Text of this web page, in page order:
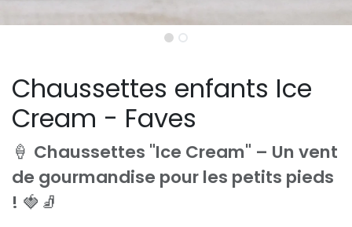
Chaussettes enfants Ice
Cream - Faves
🍦 Chaussettes "Ice Cream" – Un vent
de gourmandise pour les petits pieds
! 🍓🧦